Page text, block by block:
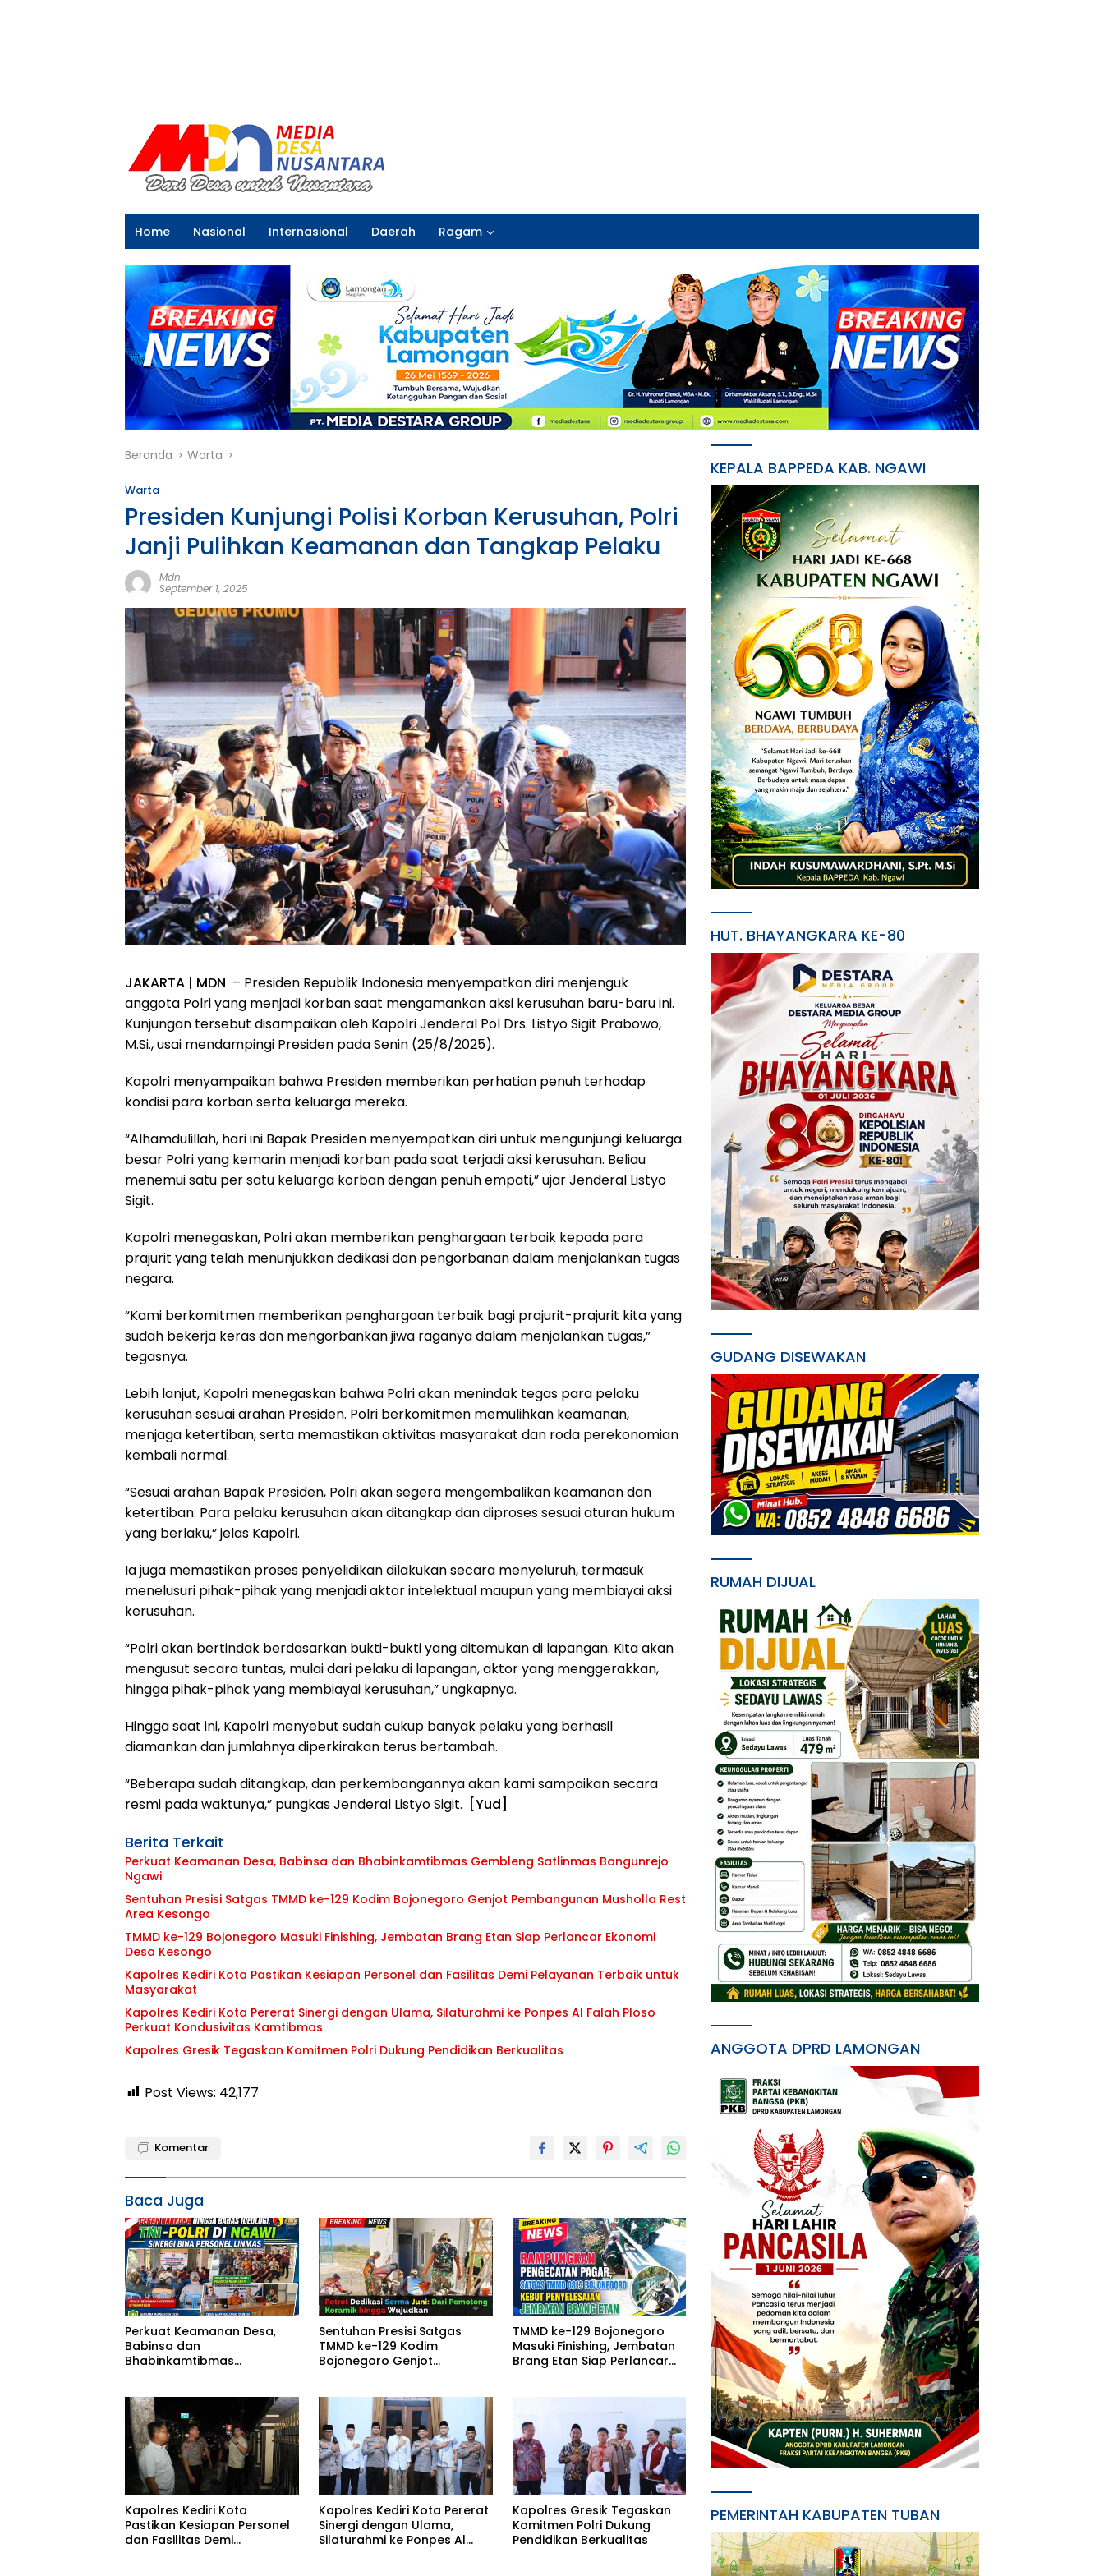
Home Nasional Internasional Daerah Ragam
Beranda Warta
Warta
Presiden Kunjungi Polisi Korban Kerusuhan, Polri
Janji Pulihkan Keamanan dan Tangkap Pelaku
Mdn
September 1, 2025
JAKARTA | MDN – Presiden Republik Indonesia menyempatkan diri menjenguk
anggota Polri yang menjadi korban saat mengamankan aksi kerusuhan baru-baru ini.
Kunjungan tersebut disampaikan oleh Kapolri Jenderal Pol Drs. Listyo Sigit Prabowo,
M.Si., usai mendampingi Presiden pada Senin (25/8/2025).
Kapolri menyampaikan bahwa Presiden memberikan perhatian penuh terhadap
kondisi para korban serta keluarga mereka.
“Alhamdulillah, hari ini Bapak Presiden menyempatkan diri untuk mengunjungi keluarga
besar Polri yang kemarin menjadi korban pada saat terjadi aksi kerusuhan. Beliau
menemui satu per satu keluarga korban dengan penuh empati,” ujar Jenderal Listyo
Sigit.
Kapolri menegaskan, Polri akan memberikan penghargaan terbaik kepada para
prajurit yang telah menunjukkan dedikasi dan pengorbanan dalam menjalankan tugas
negara.
“Kami berkomitmen memberikan penghargaan terbaik bagi prajurit-prajurit kita yang
sudah bekerja keras dan mengorbankan jiwa raganya dalam menjalankan tugas,”
tegasnya.
Lebih lanjut, Kapolri menegaskan bahwa Polri akan menindak tegas para pelaku
kerusuhan sesuai arahan Presiden. Polri berkomitmen memulihkan keamanan,
menjaga ketertiban, serta memastikan aktivitas masyarakat dan roda perekonomian
kembali normal.
“Sesuai arahan Bapak Presiden, Polri akan segera mengembalikan keamanan dan
ketertiban. Para pelaku kerusuhan akan ditangkap dan diproses sesuai aturan hukum
yang berlaku,” jelas Kapolri.
Ia juga memastikan proses penyelidikan dilakukan secara menyeluruh, termasuk
menelusuri pihak-pihak yang menjadi aktor intelektual maupun yang membiayai aksi
kerusuhan.
“Polri akan bertindak berdasarkan bukti-bukti yang ditemukan di lapangan. Kita akan
mengusut secara tuntas, mulai dari pelaku di lapangan, aktor yang menggerakkan,
hingga pihak-pihak yang membiayai kerusuhan,” ungkapnya.
Hingga saat ini, Kapolri menyebut sudah cukup banyak pelaku yang berhasil
diamankan dan jumlahnya diperkirakan terus bertambah.
“Beberapa sudah ditangkap, dan perkembangannya akan kami sampaikan secara
resmi pada waktunya,” pungkas Jenderal Listyo Sigit. [Yud]
Berita Terkait
Perkuat Keamanan Desa, Babinsa dan Bhabinkamtibmas Gembleng Satlinmas Bangunrejo
Ngawi
Sentuhan Presisi Satgas TMMD ke-129 Kodim Bojonegoro Genjot Pembangunan Musholla Rest
Area Kesongo
TMMD ke-129 Bojonegoro Masuki Finishing, Jembatan Brang Etan Siap Perlancar Ekonomi
Desa Kesongo
Kapolres Kediri Kota Pastikan Kesiapan Personel dan Fasilitas Demi Pelayanan Terbaik untuk
Masyarakat
Kapolres Kediri Kota Pererat Sinergi dengan Ulama, Silaturahmi ke Ponpes Al Falah Ploso
Perkuat Kondusivitas Kamtibmas
Kapolres Gresik Tegaskan Komitmen Polri Dukung Pendidikan Berkualitas
Post Views: 42,177
Komentar
Baca Juga
Perkuat Keamanan Desa,
Babinsa dan
Bhabinkamtibmas
Sentuhan Presisi Satgas
TMMD ke-129 Kodim
Bojonegoro Genjot
TMMD ke-129 Bojonegoro
Masuki Finishing, Jembatan
Brang Etan Siap Perlancar
Kapolres Kediri Kota
Pastikan Kesiapan Personel
dan Fasilitas Demi
Kapolres Kediri Kota Pererat
Sinergi dengan Ulama,
Silaturahmi ke Ponpes Al
Kapolres Gresik Tegaskan
Komitmen Polri Dukung
Pendidikan Berkualitas
KEPALA BAPPEDA KAB. NGAWI
HUT. BHAYANGKARA KE-80
GUDANG DISEWAKAN
RUMAH DIJUAL
ANGGOTA DPRD LAMONGAN
PEMERINTAH KABUPATEN TUBAN